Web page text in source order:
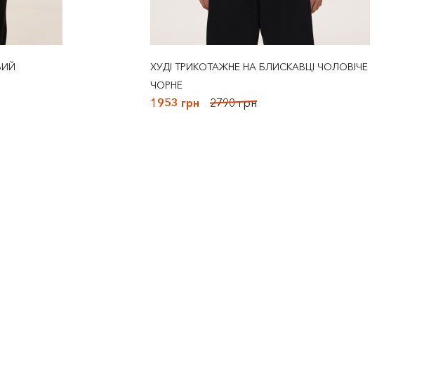
ХУДІ ТРИКОТАЖНЕ НА БЛИСКАВЦІ ЧОЛОВІЧЕ
ЧОРНЕ
1953 грн 2790 грн